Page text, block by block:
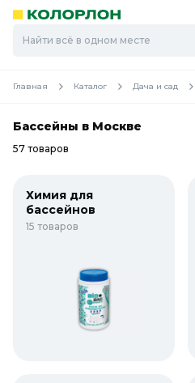
Ск
Ск
Главная Каталог Дача и сад
Бассейны в Москве
57 товаров
Химия для
бассейнов
15 товаров